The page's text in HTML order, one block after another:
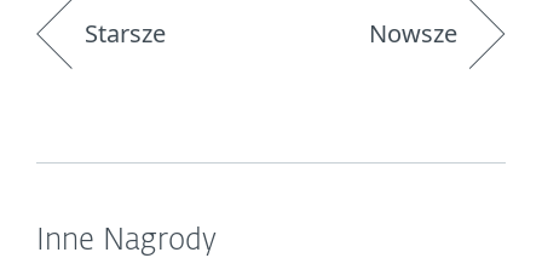
Starsze Nowsze
Inne Nagrody